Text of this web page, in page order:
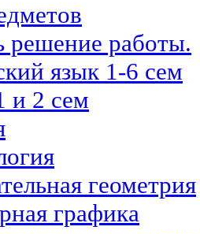
решение работы.
язык 1-6 сем
и 2 сем
геометрия
графика